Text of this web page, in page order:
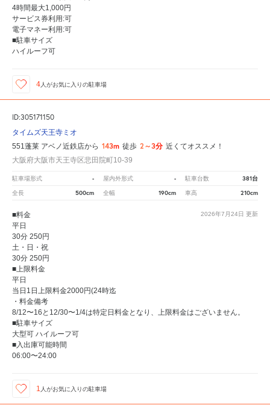
4時間最大1,000円
サービス券利用:可
電子マネー利用:可
■駐車サイズ
ハイルーフ可
4 人がお気に入りの駐車場
ID:305171150
タイムズ天王寺ミオ
551蓬莱 アベノ近鉄店から 143m 徒歩 2～3分 近くてオススメ！
大阪府大阪市天王寺区悲田院町10-39
駐車場形式 - 屋内外形式 - 駐車台数 381台
全長 500cm 全幅 190cm 車高 210cm
2026年7月24日 更新
■料金
平日
30分 250円
土・日・祝
30分 250円
■上限料金
平日
当日1日上限料金2000円(24時迄
・料金備考
8/12〜16と12/30〜1/4は特定日料金となり、上限料金はございません。
■駐車サイズ
大型可 ハイルーフ可
■入出庫可能時間
06:00〜24:00
1 人がお気に入りの駐車場